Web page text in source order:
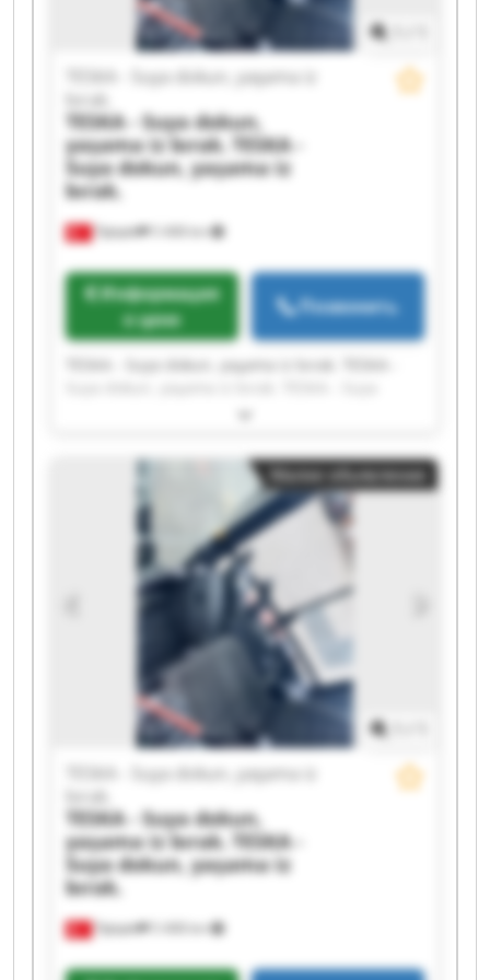
TESKA - Suya dokun, yaşama iz bırak. TESKA -
Suya dokun, yaşama iz bırak.
Турция 5 408 km
TESKA - Suya dokun, yaşama iz
bırak.
TESKA - Suya dokun,
yaşama iz bırak. TESKA -
Suya dokun, yaşama iz
bırak.
Информация
о цене
Позвонить
TESKA - Suya dokun, yaşama iz bırak. TESKA -
dokun, yaşama iz bırak. TESKA - Suya dokun,
bırak. TESKA - Suya dokun, yaşama iz bırak.
TESKA - Suya dokun, yaşama iz bırak. TESKA -
Suya dokun, yaşama iz bırak. TESKA - Suya
dokun, yaşama iz bırak. TESKA - Suya dokun,
yaşama iz bırak. TESKA - Suya dokun, yaşama iz
bırak. TESKA - Suya dokun, yaşama iz bırak.
TESKA - Suya dokun, yaşama iz bırak. TESKA -
Suya dokun, yaşama iz bırak. TESKA - Suya
dokun, yaşama iz bırak. TESKA - Suya dokun,
yaşama iz bırak. TESKA - Suya dokun, yaşama iz
bırak. TESKA - Suya dokun, yaşama iz bırak.
TESKA - Suya dokun, yaşama iz bırak. TESKA -
Suya dokun, yaşama iz bırak.
Малое объявление
Турция 5 408 km
TESKA - Suya dokun, yaşama iz
bırak.
TESKA - Suya dokun,
yaşama iz bırak. TESKA -
Suya dokun, yaşama iz
bırak.